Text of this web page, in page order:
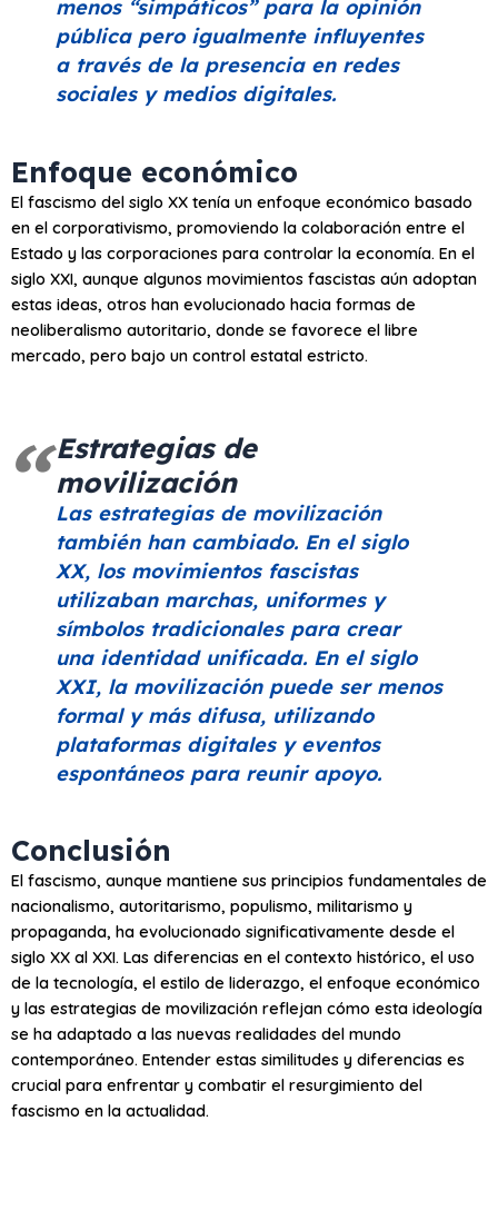
menos “simpáticos”para la opinión
pública pero igualmente influyentes
a través de la presencia en redes
sociales y medios digitales.
Enfoque económico
El fascismo del siglo XX tenía un enfoque económico basado
en el corporativismo, promoviendo la colaboración entre el
Estado y las corporaciones para controlar la economía. En el
siglo XXI, aunque algunos movimientos fascistas aún adoptan
estas ideas, otros han evolucionado hacia formas de
neoliberalismo autoritario, donde se favorece el libre
mercado, pero bajo un control estatal estricto.
Estrategias de
movilización
Las estrategias de movilización
también han cambiado. En el siglo
XX, los movimientos fascistas
utilizaban marchas, uniformes y
símbolos tradicionales para crear
una identidad unificada. En el siglo
XXI, la movilización puede ser menos
formal y más difusa, utilizando
plataformas digitales y eventos
espontáneos para reunir apoyo.
Conclusión
El fascismo, aunque mantiene sus principios fundamentales de
nacionalismo, autoritarismo, populismo, militarismo y
propaganda, ha evolucionado significativamente desde el
siglo XX al XXI. Las diferencias en el contexto histórico, el uso
de la tecnología, el estilo de liderazgo, el enfoque económico
y las estrategias de movilización reflejan cómo esta ideología
se ha adaptado a las nuevas realidades del mundo
contemporáneo. Entender estas similitudes y diferencias es
crucial para enfrentar y combatir el resurgimiento del
fascismo en la actualidad.